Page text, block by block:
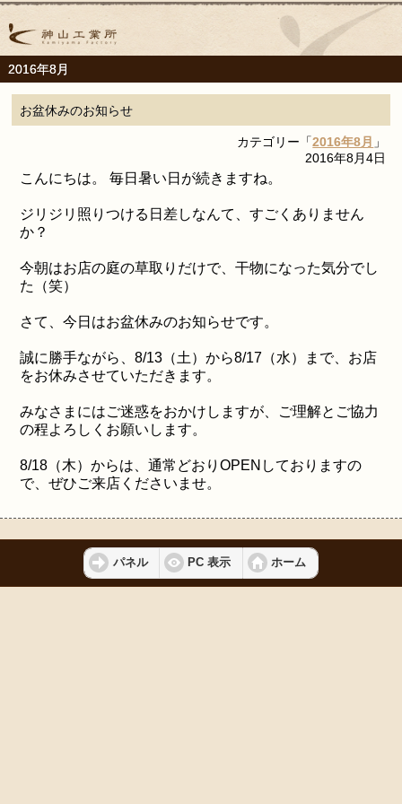
2016年8月
お盆休みのお知らせ
カテゴリー「2016年8月 」
2016年8月4日
こんにちは。 毎日暑い日が続きますね。
ジリジリ照りつける日差しなんて、すごくありません
か？
今朝はお店の庭の草取りだけで、干物になった気分でし
た（笑）
さて、今日はお盆休みのお知らせです。
誠に勝手ながら、8/13（土）から8/17（水）まで、お店
をお休みさせていただきます。
みなさまにはご迷惑をおかけしますが、ご理解とご協力
の程よろしくお願いします。
8/18（木）からは、通常どおりOPENしておりますの
で、ぜひご来店くださいませ。
パネル PC 表示 ホーム